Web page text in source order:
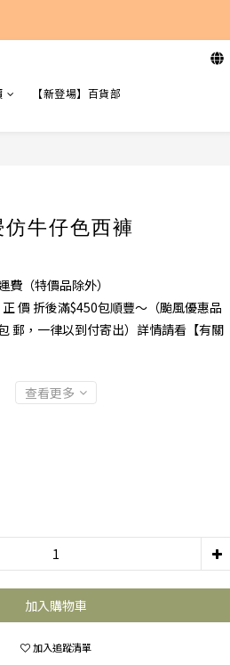
【新登場】百貨部
牛仔色西褲
（特價品除外）
價 折後滿$450包順豐～（颱風優惠品
郵，一律以到付寄出）詳情請看【有關
查看更多
加入購物車
加入追蹤清單